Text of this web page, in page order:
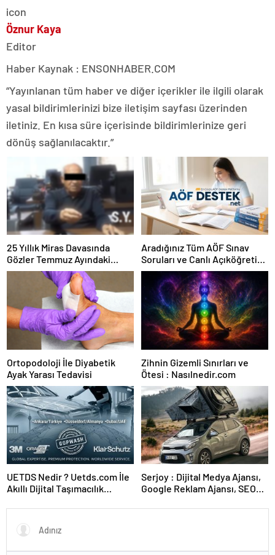
Öznur Kaya
Editor
Haber Kaynak : ENSONHABER.COM
“Yayınlanan tüm haber ve diğer içerikler ile ilgili olarak
yasal bildirimlerinizi bize iletişim sayfası üzerinden
iletiniz. En kısa süre içerisinde bildirimlerinize geri
dönüş sağlanılacaktır.”
25 Yıllık Miras Davasında
Gözler Temmuz Ayındaki
Karar Duruşmasına Çevrildi
Aradığınız Tüm AÖF Sınav
Soruları ve Canlı Açıköğretim
Forumu Burada
Ortopodoloji İle Diyabetik
Ayak Yarası Tedavisi
Zihnin Gizemli Sınırları ve
Ötesi : Nasılnedir.com
UETDS Nedir ? Uetds.com İle
Akıllı Dijital Taşımacılık
Serjoy : Dijital Medya Ajansı,
Google Reklam Ajansı, SEO